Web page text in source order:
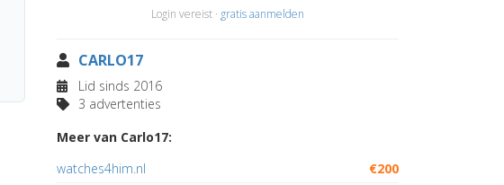
Login vereist · gratis aanmelden
CARLO17
Lid sinds 2016
3 advertenties
Meer van Carlo17:
watches4him.nl
€200